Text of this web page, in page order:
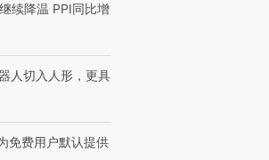
续降温 PPI同比增
人切入人形，更具
免费用户默认提供